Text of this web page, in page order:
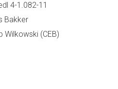
4-1.082-11
Bakker
Wilkowski (CEB)